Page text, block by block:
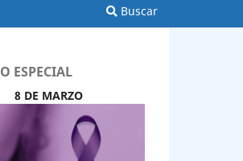
Buscar
ESPECIAL
8 DE MARZO